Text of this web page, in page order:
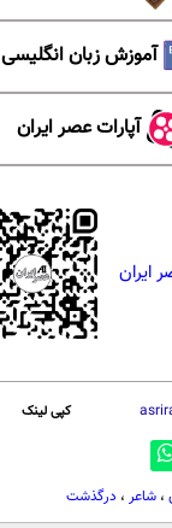
آموزش زبان انگلیسی
آپارات عصر ایران
ایران
کپی لینک
، شاعر ، درگذشت